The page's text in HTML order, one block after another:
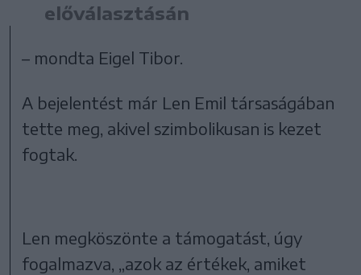
előválasztásán
– mondta Eigel Tibor.
A bejelentést már Len Emil társaságában
tette meg, akivel szimbolikusan is kezet
fogtak.
Len megköszönte a támogatást, úgy
fogalmazva, „azok az értékek, amiket